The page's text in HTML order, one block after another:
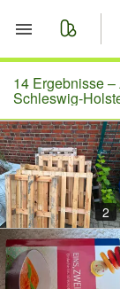
Start
Anzeige
14 Ergebnisse –
Schleswig-
2